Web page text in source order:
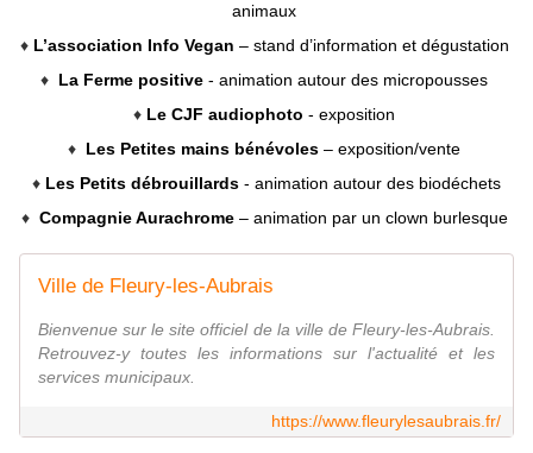
animaux
♦ L’association Info Vegan – stand d’information et dégustation
♦ La Ferme positive - animation autour des micropousses
♦ Le CJF audiophoto - exposition
♦ Les Petites mains bénévoles – exposition/vente
♦ Les Petits débrouillards - animation autour des biodéchets
♦ Compagnie Aurachrome– animation par un clown burlesque
Ville de Fleury-les-Aubrais
Bienvenue sur le site officiel de la ville de Fleury-les-Aubrais.
Retrouvez-y toutes les informations sur l'actualité et les
services municipaux.
https://www.fleurylesaubrais.fr/